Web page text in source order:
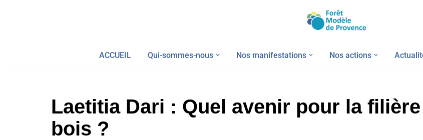
ACCUEIL Qui-sommes-nous Nos manifestations Nos actions
Laetitia Dari : Quel avenir pour la filière
bois ?